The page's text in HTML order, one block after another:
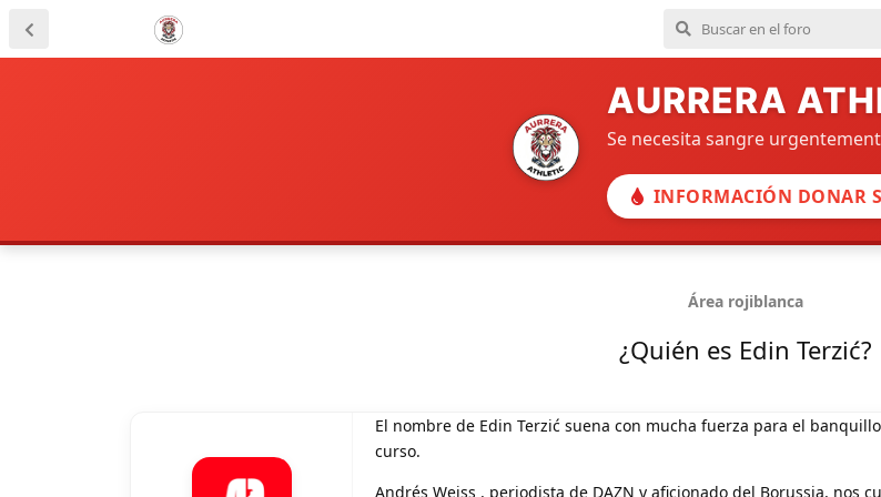
AURRERA
Se necesita sangre
INFORMACIÓN DONAR
Área rojiblanca
¿Quién es Edin Terzić?
El nombre de Edin Terzić suena con mucha fuerza para el
curso.
Andrés Weiss , periodista de DAZN y aficionado del Borussia, nos